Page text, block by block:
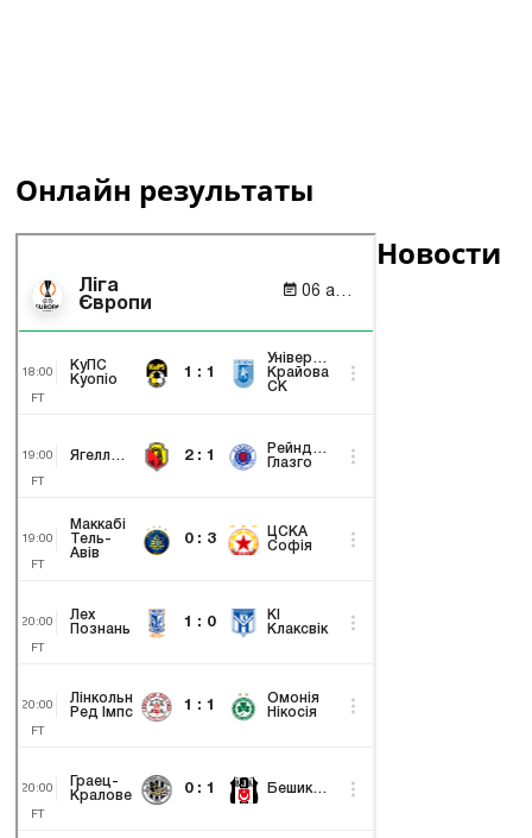
Онлайн результаты
Новости